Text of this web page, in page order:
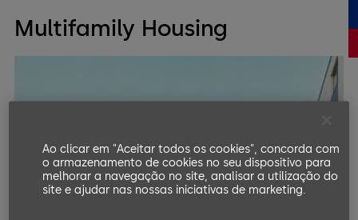
Multifamily Housing
Ao clicar em "Aceitar todos os cookies", concorda com
o armazenamento de cookies no seu dispositivo para
melhorar a navegação no site, analisar a utilização do
site e ajudar nas nossas iniciativas de marketing.